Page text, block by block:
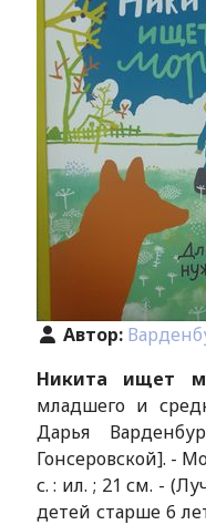
Автор:
Никита ищет
младшего и
Дарья
Гонсеровской]. -
с. : ил. ; 21 см. -
детей старше 6